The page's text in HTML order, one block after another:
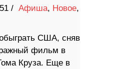
/ Афиша, Новое,
США, сняв
фильм в
Круза. Еще в